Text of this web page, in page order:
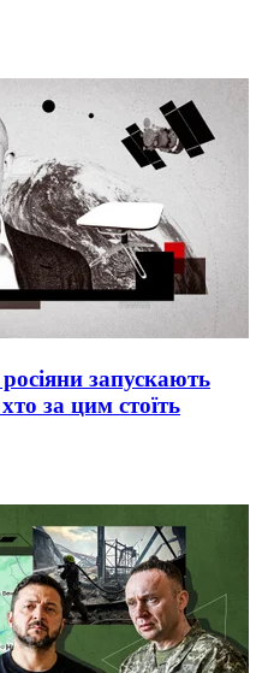
запускають
за цим стоїть